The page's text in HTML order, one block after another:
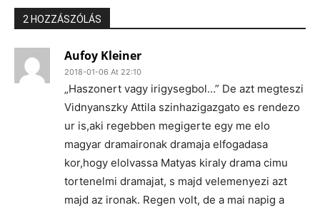
2 HOZZÁSZÓLÁS
Aufoy Kleiner
2018-01-06 At 22:10
„Haszonert vagy irigysegbol…” De azt megteszi
Vidnyanszky Attila szinhazigazgato es rendezo
ur is,aki regebben megigerte egy me elo
magyar dramaironak dramaja elfogadasa
kor,hogy elolvassa Matyas kiraly drama cimu
tortenelmi dramajat, s majd velemenyezi azt
majd az ironak. Regen volt, de a mai napig a